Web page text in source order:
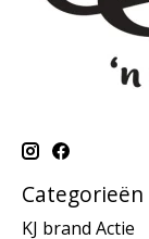
Categorieën
KJ brand Actie